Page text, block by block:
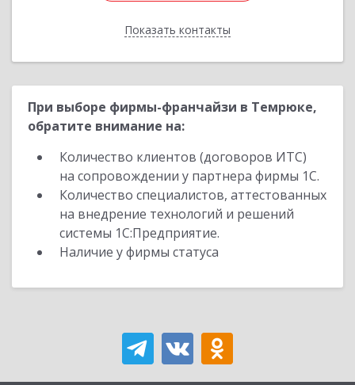
Показать контакты
Назад
При выборе фирмы-франчайзи в Темрюке,
обратите внимание на:
Количество клиентов (договоров ИТС)
на сопровождении у партнера фирмы 1С.
Количество специалистов, аттестованных
на внедрение технологий и решений
системы 1С:Предприятие.
Наличие у фирмы статуса